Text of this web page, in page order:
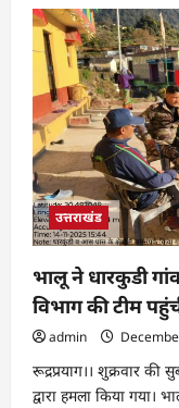
दिल्ली
स्थित
लाल
किले
के
समीप
हुए
कार
धमाके
के
दृष्टिगत
राज्य
में
High
Alert
जारी।
उत्तराखंड
भालू ने धारकुडी
विभाग की टीम
admin
रूद्रप्रयाग।। शुक्रवार
द्वारा हमला किया गया।